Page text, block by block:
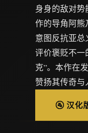
身身的敌对势
作的导角阿熊
意图反抗亚
评价褒贬不一
克”。本作在
赞扬其传奇与
🚰 汉化